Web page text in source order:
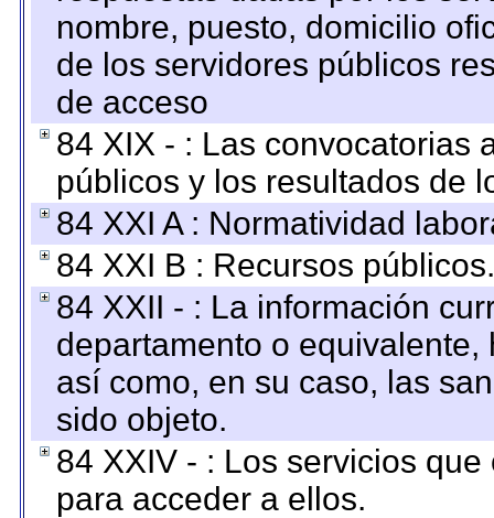
nombre, puesto, domicilio
de los servidores públicos
de acceso
84 XIX - : Las convocatorias
públicos y los resultados de
84 XXI A : Normatividad
84 XXI B : Recursos públicos.
84 XXII - : La información
departamento o
así como, en su caso, las
sido objeto.
84 XXIV - : Los servicios
para acceder a ellos.